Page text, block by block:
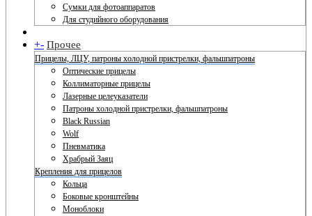
Сумки для фотоаппаратов
Для студийного оборудования
+- Прочее
Прицелы, ЛЦУ, патроны холодной пристрелки, фальшпатроны
Оптические прицелы
Коллиматорные прицелы
Лазерные целеуказатели
Патроны холодной пристрелки, фальшпатроны
Black Russian
Wolf
Пневматика
Храбрый Заяц
Крепления для прицелов
Кольца
Боковые кронштейны
Моноблоки